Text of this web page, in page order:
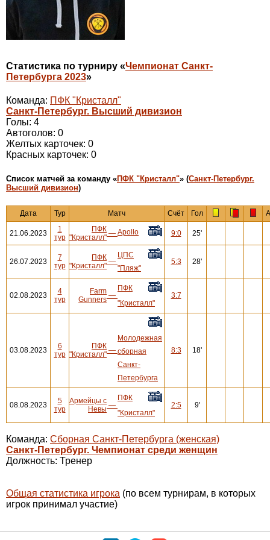
Статистика по турниру «Чемпионат Санкт-
Петербурга 2023»
Команда: ПФК "Кристалл"
Санкт-Петербург. Высший дивизион
Голы: 4
Автоголов: 0
Желтых карточек: 0
Красных карточек: 0
Cписок матчей за команду «ПФК "Кристалл"» (Санкт-Петербург.
Высший дивизион)
Дата Тур Матч Счёт Гол
21.06.2023
1
тур
ПФК
"Кристалл" — Apollo 9:0 25'
26.07.2023
7
тур
ПФК
"Кристалл" —
ЦПС
"Пляж"
5:3 28'
02.08.2023
4
тур
Farm
Gunners —
ПФК
"Кристалл"
3:7
03.08.2023
6
тур
ПФК
"Кристалл" —
Молодежная
сборная
Санкт-
Петербурга
8:3 18'
08.08.2023
5
тур
Армейцы с
Невы —
ПФК
"Кристалл"
2:5 9'
Команда: Сборная Санкт-Петербурга (женская)
Санкт-Петербург. Чемпионат среди женщин
Должность: Тренер
Общая статистика игрока (по всем турнирам, в которых
игрок принимал участие)